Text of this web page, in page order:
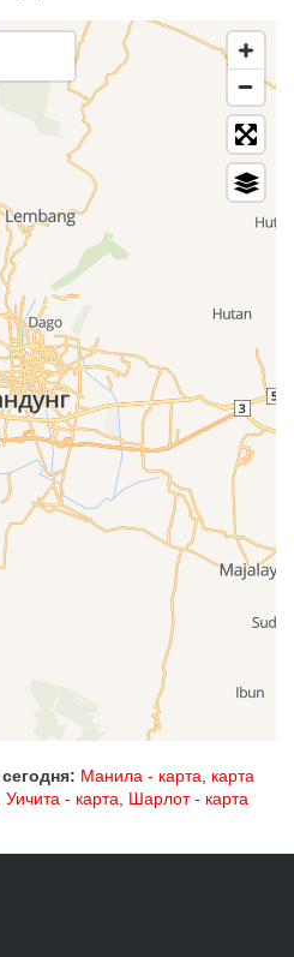
Манила - карта, карта
Уичита - карта, Шарлот - карта